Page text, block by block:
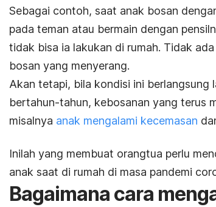
Sebagai contoh, saat anak bosan
pada teman atau bermain dengan
tidak bisa ia lakukan di rumah. Tidak
bosan yang menyerang.
Akan tetapi, bila kondisi ini berlangsung
bertahun-tahun, kebosanan yang terus
misalnya anak mengalami kecemasan
Inilah yang membuat orangtua perlu
anak saat di rumah di masa pandemi
Bagaimana cara